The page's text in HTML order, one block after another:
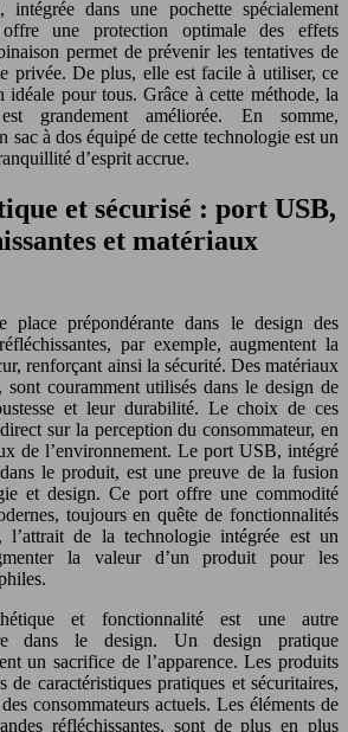
dans une pochette spécialement
une protection optimale des effets
permet de prévenir les tentatives de
privée. De plus, elle est facile à utiliser, ce
pour tous. Grâce à cette méthode, la
grandement améliorée. En somme,
sac à dos équipé de cette technologie est un
d’esprit accrue.
et sécurisé : port USB,
et matériaux
place prépondérante dans le design des
par exemple, augmentent la
renforçant ainsi la sécurité. Des matériaux
sont couramment utilisés dans le design de
et leur durabilité. Le choix de ces
sur la perception du consommateur, en
de l’environnement. Le port USB, intégré
le produit, est une preuve de la fusion
et design. Ce port offre une commodité
toujours en quête de fonctionnalités
l’attrait de la technologie intégrée est un
la valeur d’un produit pour les
et fonctionnalité est une autre
dans le design. Un design pratique
un sacrifice de l’apparence. Les produits
de caractéristiques pratiques et sécuritaires,
consommateurs actuels. Les éléments de
réfléchissantes, sont de plus en plus